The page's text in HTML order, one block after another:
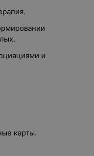
и
карты.